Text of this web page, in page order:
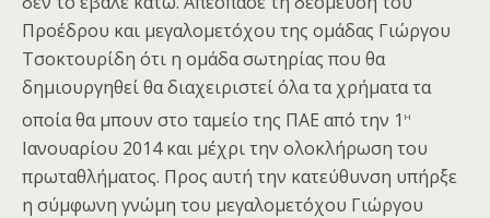
Προέδρου και μεγαλομετόχου της ομάδας Γιώργου
Τσοκτουρίδη ότι η ομάδα σωτηρίας που θα
δημιουργηθεί θα διαχειριστεί όλα τα χρήματα τα
οποία θα μπουν στο ταμείο της ΠΑΕ από την 1 η
Ιανουαρίου 2014 και μέχρι την ολοκλήρωση του
πρωταθλήματος. Προς αυτή την κατεύθυνση υπήρξε
η σύμφωνη γνώμη του μεγαλομετόχου Γιώργου